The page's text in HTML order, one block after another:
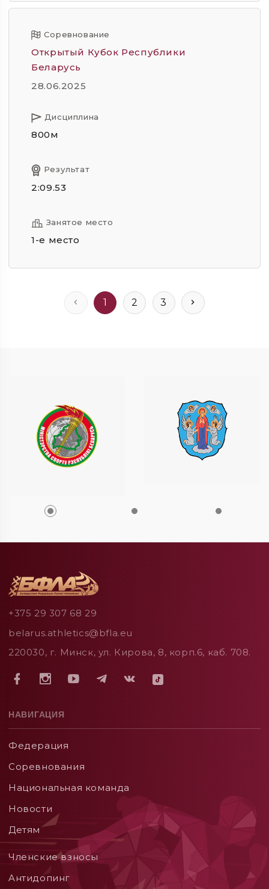
Соревнование
Открытый Кубок Республики
Беларусь
28.06.2025
Дисциплина
800м
Результат
2:09.53
Занятое место
1-е место
1 2 3
+375 29 307 68 29
belarus.athletics@bfla.eu
220030, г. Минск, ул. Кирова, 8, корп.6, каб. 708.
НАВИГАЦИЯ
Федерация
Соревнования
Национальная команда
Новости
Детям
Членские взносы
Aнтидопинг